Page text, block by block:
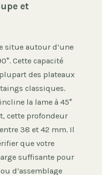
et
situe autour d’une
Cette capacité
des plateaux
classiques.
la lame à 45°
cette profondeur
38 et 42 mm. Il
que votre
suffisante pour
d’assemblage